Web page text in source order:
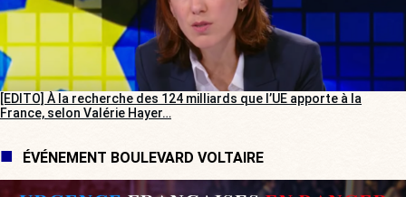
[EDITO] À la recherche des 124 milliards que l’UE apporte à la
France, selon Valérie Hayer…
ÉVÉNEMENT BOULEVARD VOLTAIRE